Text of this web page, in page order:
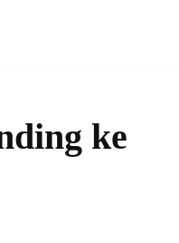
ke